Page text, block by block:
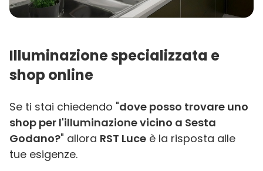
Illuminazione specializzata e
shop online
Se ti stai chiedendo "dove posso trovare uno
shop per l'illuminazione vicino a Sesta
Godano?" allora RST Luce è la risposta alle
tue esigenze.